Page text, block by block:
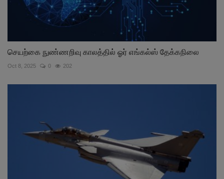
செயற்கை நுண்ணறிவு காலத்தில் ஓர் எங்கல்ஸ் தேக்கநிலை
Oct 8, 2025 0 202